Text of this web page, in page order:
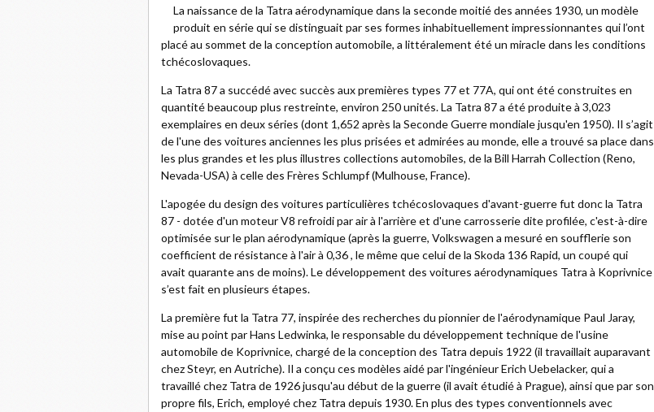
La naissance de la Tatra aérodynamique dans la seconde moitié des années 1930, un modèle
produit en série qui se distinguait par ses formes inhabituellement impressionnantes qui l’ont
placé au sommet de la conception automobile, a littéralement été un miracle dans les conditions
tchécoslovaques.
La Tatra 87 a succédé avec succès aux premières types 77 et 77A, qui ont été construites en
quantité beaucoup plus restreinte, environ 250 unités. La Tatra 87 a été produite à 3,023
exemplaires en deux séries (dont 1,652 après la Seconde Guerre mondiale jusqu'en 1950). Il s’agit
de l'une des voitures anciennes les plus prisées et admirées au monde, elle a trouvé sa place dans
les plus grandes et les plus illustres collections automobiles, de la Bill Harrah Collection (Reno,
Nevada-USA) à celle des Frères Schlumpf (Mulhouse, France).
L'apogée du design des voitures particulières tchécoslovaques d'avant-guerre fut donc la Tatra
87 - dotée d'un moteur V8 refroidi par air à l'arrière et d'une carrosserie dite profilée, c'est-à-dire
optimisée sur le plan aérodynamique (après la guerre, Volkswagen a mesuré en soufflerie son
coefficient de résistance à l'air à 0,36 , le même que celui de la Skoda 136 Rapid, un coupé qui
avait quarante ans de moins). Le développement des voitures aérodynamiques Tatra à Koprivnice
s’est fait en plusieurs étapes.
La première fut la Tatra 77, inspirée des recherches du pionnier de l'aérodynamique Paul Jaray,
mise au point par Hans Ledwinka, le responsable du développement technique de l'usine
automobile de Koprivnice, chargé de la conception des Tatra depuis 1922 (il travaillait auparavant
chez Steyr, en Autriche). Il a conçu ces modèles aidé par l'ingénieur Erich Uebelacker, qui a
travaillé chez Tatra de 1926 jusqu'au début de la guerre (il avait étudié à Prague), ainsi que par son
propre fils, Erich, employé chez Tatra depuis 1930. En plus des types conventionnels avec